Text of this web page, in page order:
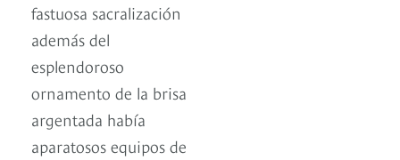
fastuosa sacralización
además del
esplendoroso
ornamento de la brisa
argentada había
aparatosos equipos de